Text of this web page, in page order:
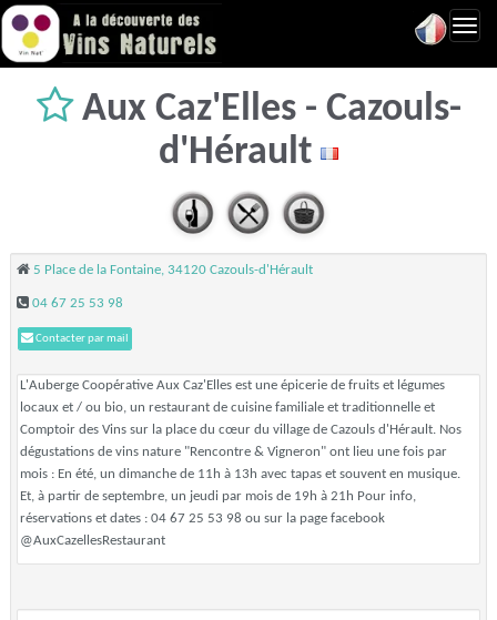
Aux Caz'Elles - Cazouls-
d'Hérault
5 Place de la Fontaine, 34120 Cazouls-d'Hérault
04 67 25 53 98
Contacter par mail
L'Auberge Coopérative Aux Caz'Elles est une épicerie de fruits et légumes
locaux et / ou bio, un restaurant de cuisine familiale et traditionnelle et
Comptoir des Vins sur la place du cœur du village de Cazouls d'Hérault. Nos
dégustations de vins nature "Rencontre & Vigneron" ont lieu une fois par
mois : En été, un dimanche de 11h à 13h avec tapas et souvent en musique.
Et, à partir de septembre, un jeudi par mois de 19h à 21h Pour info,
réservations et dates : 04 67 25 53 98 ou sur la page facebook
@AuxCazellesRestaurant